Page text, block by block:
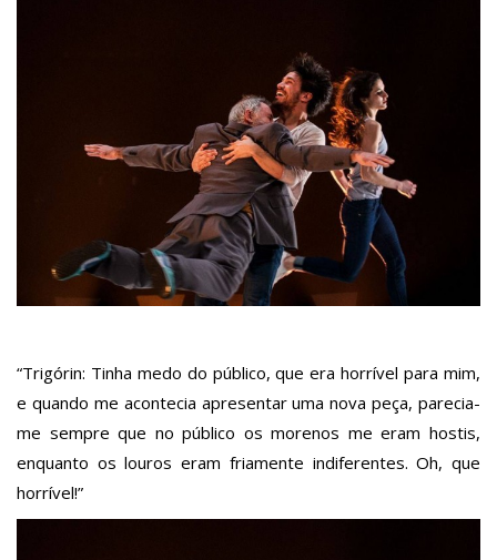
“Trigórin: Tinha medo do público, que era horrível para mim,
e quando me acontecia apresentar uma nova peça, parecia-
me sempre que no público os morenos me eram hostis,
enquanto os louros eram friamente indiferentes. Oh, que
horrível!”